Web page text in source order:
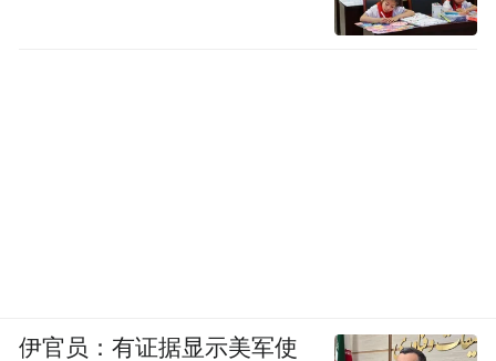
伊官员：有证据显示美军使